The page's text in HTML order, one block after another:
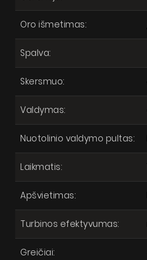
Oro išmetimas:
Spalva:
Skersmuo:
Valdymas:
Nuotolinio valdymo pultas:
Laikmatis:
Apšvietimas:
Turbinos efektyvumas:
Greičiai: